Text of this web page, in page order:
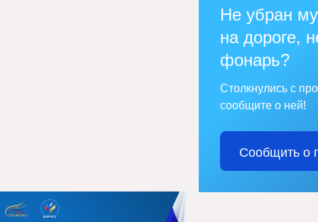
Не убран
на дороге,
фонарь?
Столкнулись с
сообщите о ней!
Сообщить о